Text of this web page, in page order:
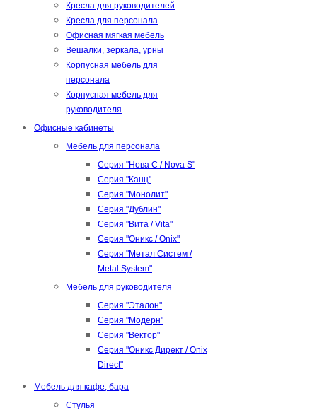
Кресла для руководителей
Кресла для персонала
Офисная мягкая мебель
Вешалки, зеркала, урны
Корпусная мебель для
персонала
Корпусная мебель для
руководителя
Офисные кабинеты
Мебель для персонала
Серия "Нова С / Nova S"
Серия "Канц"
Серия "Монолит"
Серия "Дублин"
Серия "Вита / Vita"
Серия "Оникс / Onix"
Серия "Метал Систем /
Metal System"
Мебель для руководителя
Серия "Эталон"
Серия "Модерн"
Серия "Вектор"
Серия "Оникс Директ / Onix
Direct"
Мебель для кафе, бара
Стулья